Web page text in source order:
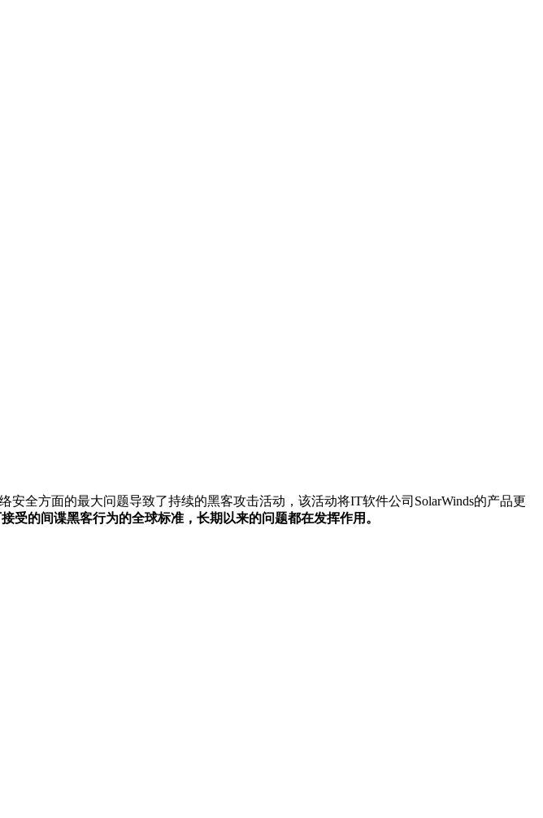
全方面的最大问题导致了持续的黑客攻击活动，该活动将IT软件公司SolarWinds的产品更
的间谍黑客行为的全球标准，长期以来的问题都在发挥作用。